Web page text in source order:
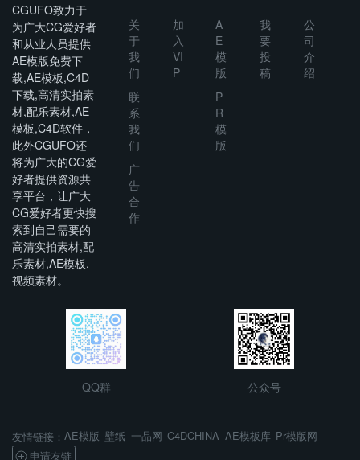
CGUFO致力于
为广大CG爱好者
和从业人员提供
AE模版免费下
载,AE模板,C4D
下载,高清实拍素
材,配乐素材,AE
模板,C4D软件，
此外CGUFO还
将为广大的CG爱
好者提供资源共
享平台，让广大
CG爱好者更快搜
索到自己需要的
高清实拍素材,配
乐素材,AE模板,
视频素材。
关
于
我
们
联
系
我
们
广
告
合
作
加
入
VI
P
A
E
模
版
P
R
模
版
我
要
投
稿
公
司
介
绍
QQ群 公众号
友情链接： AE模版 壁纸 一品网 C4DCHINA AE模板库 Pr模版网
申请友链